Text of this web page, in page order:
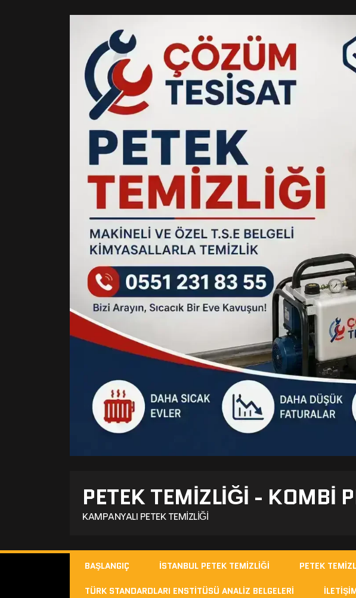
PETEK TEMIZLIĞI - KOMBI
KAMPANYALI PETEK TEMIZLIĞI
BAŞLANGIÇ İSTANBUL PETEK TEMIZLIĞI PETEK
TÜRK STANDARDLARI ENSTITÜSÜ ANALIZ BELGELERI